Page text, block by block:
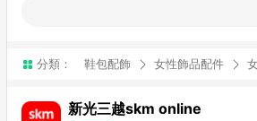
分類： 鞋包配飾 女性飾品配件
新光三越skm online